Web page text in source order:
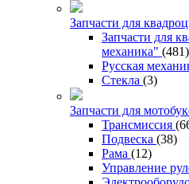
Запчасти для
Запчасти для
механика" (481)
Русская
Стекла (3)
Запчасти для
Трансмиссия
Подвеска (38)
Рама (12)
Управление